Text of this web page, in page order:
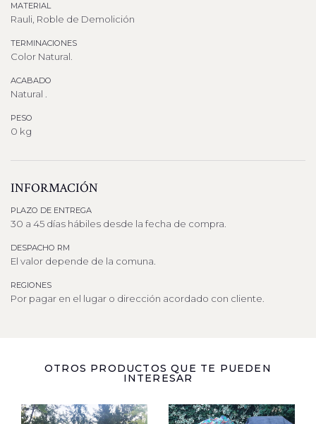
MATERIAL
Rauli, Roble de Demolición
TERMINACIONES
Color Natural.
ACABADO
Natural .
PESO
0 kg
INFORMACIÓN
PLAZO DE ENTREGA
30 a 45 días hábiles desde la fecha de compra.
DESPACHO RM
El valor depende de la comuna.
REGIONES
Por pagar en el lugar o dirección acordado con cliente.
OTROS PRODUCTOS QUE TE PUEDEN
INTERESAR